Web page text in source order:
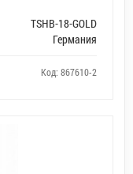
TSHB-18-GOLD
Германия
Код: 867610-2